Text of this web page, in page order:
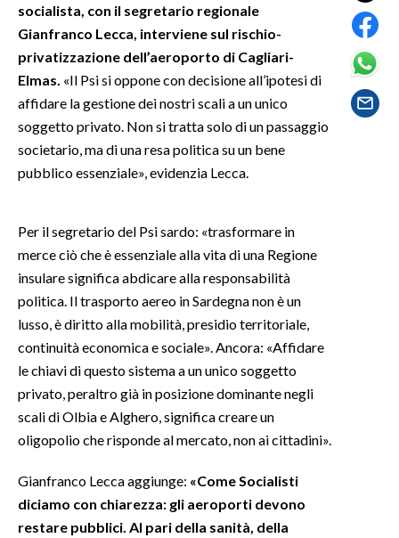
GOSSIP
SALUTE
SARDEGNA TURISMO
NOTIZIE
#CARAUNIONE
3 MINUTI CON
INSULARITÀ
INFO AZIENDE
ABBONATI
ANNUNCI
NECROLOGI
PUBBLICITÀ
SPIAGGE
STORE
socialista, con il segretario regionale
Gianfranco Lecca, interviene sul rischio-
privatizzazione dell’aeroporto di Cagliari-
Elmas. «Il Psi si oppone con decisione all’ipotesi di
affidare la gestione dei nostri scali a un unico
soggetto privato. Non si tratta solo di un passaggio
societario, ma di una resa politica su un bene
pubblico essenziale», evidenzia Lecca.
Per il segretario del Psi sardo: «trasformare in
merce ciò che è essenziale alla vita di una Regione
insulare significa abdicare alla responsabilità
politica. Il trasporto aereo in Sardegna non è un
lusso, è diritto alla mobilità, presidio territoriale,
continuità economica e sociale». Ancora: «Affidare
le chiavi di questo sistema a un unico soggetto
privato, peraltro già in posizione dominante negli
scali di Olbia e Alghero, significa creare un
oligopolio che risponde al mercato, non ai cittadini».
Gianfranco Lecca aggiunge: «Come Socialisti
diciamo con chiarezza: gli aeroporti devono
restare pubblici. Al pari della sanità, della